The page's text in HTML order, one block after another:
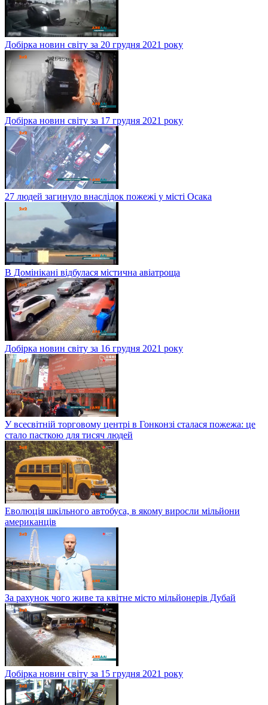
Добірка новин світу за 20 грудня 2021 року
Добірка новин світу за 17 грудня 2021 року
27 людей загинуло внаслідок пожежі у місті Осака
В Домінікані відбулася містична авіатроща
Добірка новин світу за 16 грудня 2021 року
У всесвітній торговому центрі в Гонконзі сталася пожежа: це
стало пасткою для тисяч людей
Еволюція шкільного автобуса, в якому виросли мільйони
американців
За рахунок чого живе та квітне місто мільйонерів Дубай
Добірка новин світу за 15 грудня 2021 року